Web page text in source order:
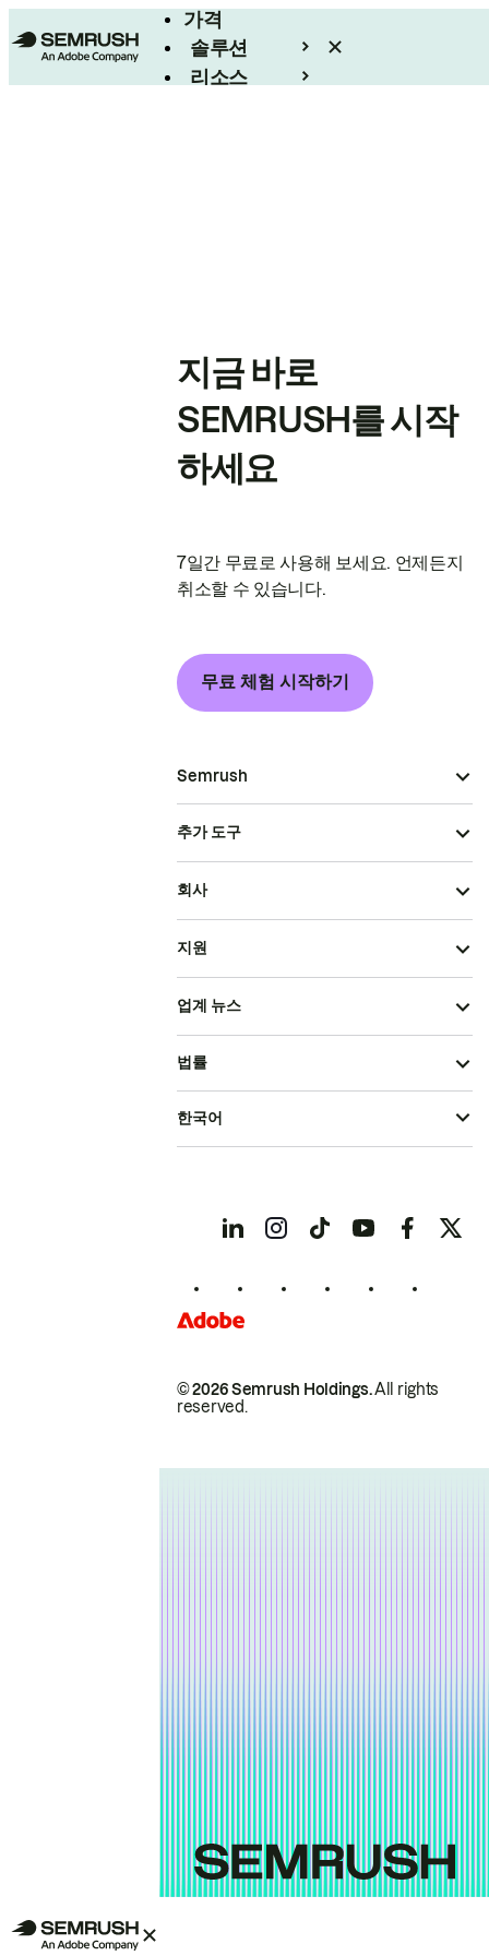
가격
솔루션
리소스
지금 바로
SEMRUSH를 시작
하세요
7일간 무료로 사용해 보세요. 언제든지
취소할 수 있습니다.
무료 체험 시작하기
Semrush
추가 도구
회사
지원
업계 뉴스
© 2026 Semrush Holdings.All rights
reserved.
법률
한국어